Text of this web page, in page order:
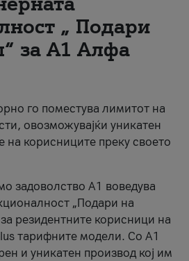
„ Подари
за А1 Алфа
го поместува лимитот на
овозможувајќи уникатен
на корисниците преку своето
задоволство А1 воведува
„Подари на
резидентните корисници на
тарифните модели. Со A1
и уникатен производ кој им